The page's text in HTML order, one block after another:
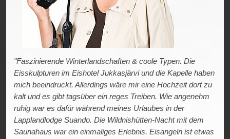
"Faszinierende Winterlandschaften & coole Typen. Die
Eisskulpturen im Eishotel Jukkasjärvi und die Kapelle haben
mich beeindruckt. Allerdings wäre mir eine Hochzeit dort zu
kalt und es gibt tagsüber ein reges Treiben. Wie angenehm
ruhig war es dafür während meines Urlaubes in der
Lapplandlodge Suando. Die Wildnishütten-Nacht mit dem
Saunahaus war ein einmaliges Erlebnis. Eisangeln ist etwas